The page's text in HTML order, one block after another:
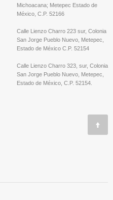
Michoacana; Metepec Estado de
México, C.P. 52166
Calle Lienzo Charro 223 sur, Colonia
San Jorge Pueblo Nuevo, Metepec,
Estado de México C.P. 52154
Calle Lienzo Charro 323, sur, Colonia
San Jorge Pueblo Nuevo, Metepec,
Estado de México, C.P. 52154.